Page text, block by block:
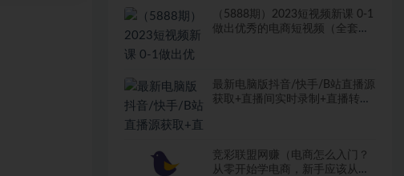
（5888期）2023短视频新课 0-1
做出优秀的电商短视频（全套课
最新电脑版抖音/快手/B站直播源
获取+直播间实时录制+直播转播
竞彩联盟网赚（电商怎么入门？
从零开始学电商，新手应该从哪